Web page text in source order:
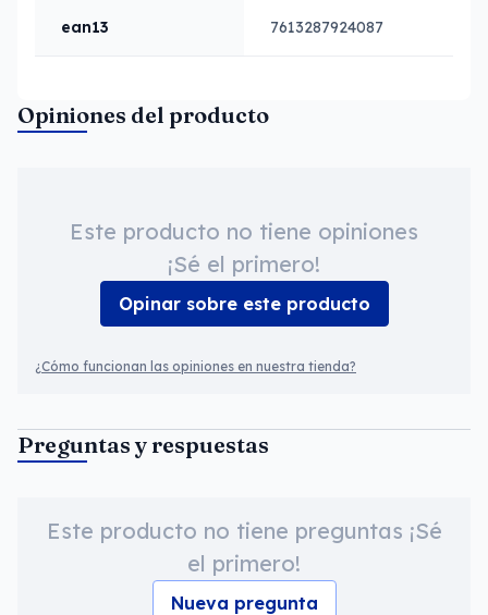
ean13 7613287924087
Opiniones del producto
Este producto no tiene opiniones
¡Sé el primero!
Opinar sobre este producto
¿Cómo funcionan las opiniones en nuestra tienda?
Preguntas y respuestas
Este producto no tiene preguntas ¡Sé
el primero!
Nueva pregunta